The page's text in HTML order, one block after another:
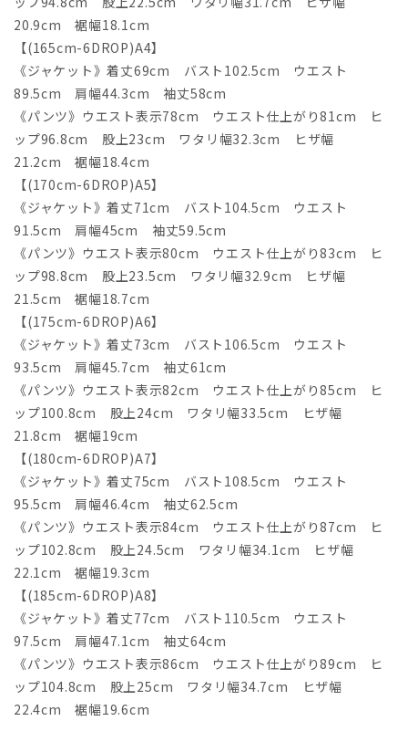
20.9cm 裾幅18.1cm
【(165cm-6DROP)A4】
《ジャケット》着丈69cm バスト102.5cm ウエスト
89.5cm 肩幅44.3cm 袖丈58cm
《パンツ》ウエスト表示78cm ウエスト仕上がり81cm ヒ
ップ96.8cm 股上23cm ワタリ幅32.3cm ヒザ幅
21.2cm 裾幅18.4cm
【(170cm-6DROP)A5】
《ジャケット》着丈71cm バスト104.5cm ウエスト
91.5cm 肩幅45cm 袖丈59.5cm
《パンツ》ウエスト表示80cm ウエスト仕上がり83cm ヒ
ップ98.8cm 股上23.5cm ワタリ幅32.9cm ヒザ幅
21.5cm 裾幅18.7cm
【(175cm-6DROP)A6】
《ジャケット》着丈73cm バスト106.5cm ウエスト
93.5cm 肩幅45.7cm 袖丈61cm
《パンツ》ウエスト表示82cm ウエスト仕上がり85cm ヒ
ップ100.8cm 股上24cm ワタリ幅33.5cm ヒザ幅
21.8cm 裾幅19cm
【(180cm-6DROP)A7】
《ジャケット》着丈75cm バスト108.5cm ウエスト
95.5cm 肩幅46.4cm 袖丈62.5cm
《パンツ》ウエスト表示84cm ウエスト仕上がり87cm ヒ
ップ102.8cm 股上24.5cm ワタリ幅34.1cm ヒザ幅
22.1cm 裾幅19.3cm
【(185cm-6DROP)A8】
《ジャケット》着丈77cm バスト110.5cm ウエスト
97.5cm 肩幅47.1cm 袖丈64cm
《パンツ》ウエスト表示86cm ウエスト仕上がり89cm ヒ
ップ104.8cm 股上25cm ワタリ幅34.7cm ヒザ幅
22.4cm 裾幅19.6cm